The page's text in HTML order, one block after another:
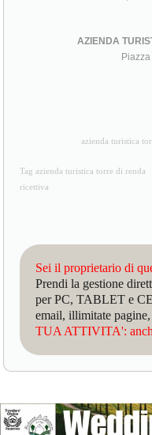
AZIENDA
azienda turistica
Tag azienda turistica torre di renda
ricettiva
Sei il proprietario di
Prendi la gestione
per PC, TABLET e
email, illimitate
TUA ATTIVITA':